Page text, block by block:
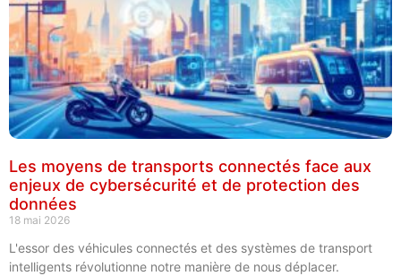
Les moyens de transports connectés face aux
enjeux de cybersécurité et de protection des
données
18 mai 2026
L'essor des véhicules connectés et des systèmes de transport
intelligents révolutionne notre manière de nous déplacer.